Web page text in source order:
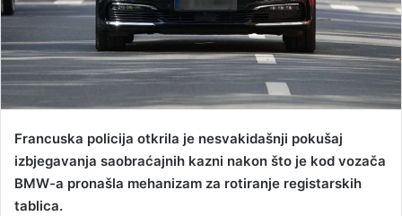
i
l
Francuska policija otkrila je nesvakidašnji pokušaj
izbjegavanja saobraćajnih kazni nakon što je kod vozača
BMW-a pronašla mehanizam za rotiranje registarskih
tablica.